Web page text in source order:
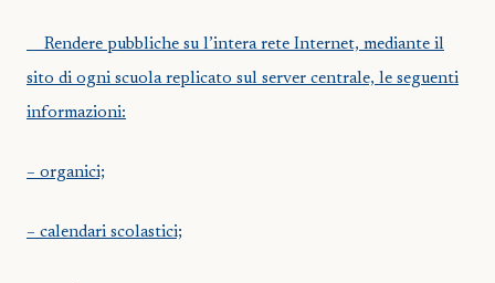
Rendere pubbliche su l’intera rete Internet, mediante il
sito di ogni scuola replicato sul server centrale, le seguenti
informazioni:
– organici;
– calendari scolastici;